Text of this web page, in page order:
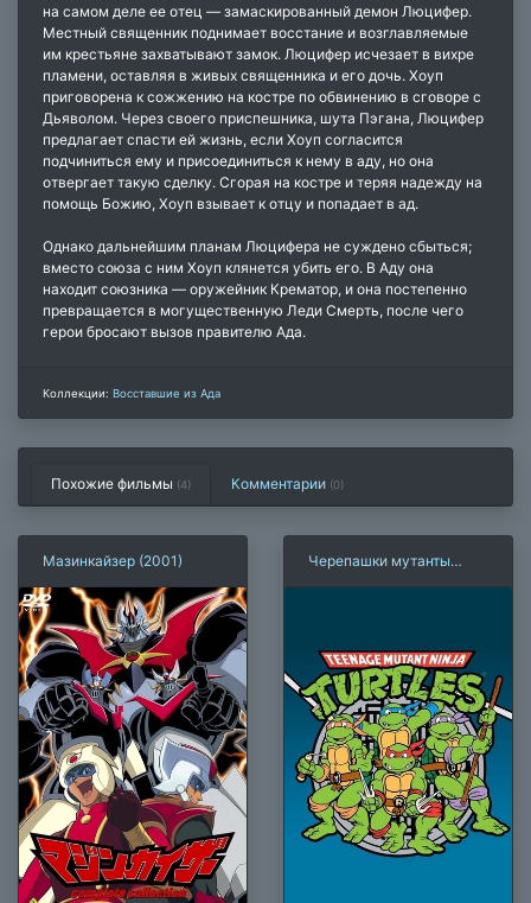
на самом деле ее отец — замаскированный демон Люцифер.
Местный священник поднимает восстание и возглавляемые
им крестьяне захватывают замок. Люцифер исчезает в вихре
пламени, оставляя в живых священника и его дочь. Хоуп
приговорена к сожжению на костре по обвинению в сговоре с
Дьяволом. Через своего приспешника, шута Пэгана, Люцифер
предлагает спасти ей жизнь, если Хоуп согласится
подчиниться ему и присоединиться к нему в аду, но она
отвергает такую ​​сделку. Сгорая на костре и теряя надежду на
помощь Божию, Хоуп взывает к отцу и попадает в ад.
Однако дальнейшим планам Люцифера не суждено сбыться;
вместо союза с ним Хоуп клянется убить его. В Аду она
находит союзника — оружейник Крематор, и она постепенно
превращается в могущественную Леди Смерть, после чего
герои бросают вызов правителю Ада.
Коллекции: Восставшие из Ада
Похожие фильмы (4) Комментарии (0)
Мазинкайзер (2001)
Черепашки мутанты